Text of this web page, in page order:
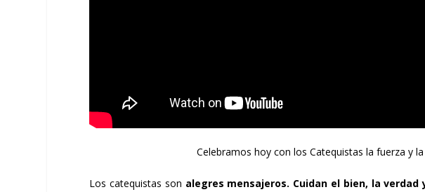
Celebramos hoy con los Catequistas la fuerza y
Los catequistas son alegres mensajeros. Cuidan el bien, la